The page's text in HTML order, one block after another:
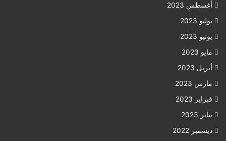
أغسطس 2023
يوليو 2023
يونيو 2023
مايو 2023
أبريل 2023
مارس 2023
فبراير 2023
يناير 2023
ديسمبر 2022